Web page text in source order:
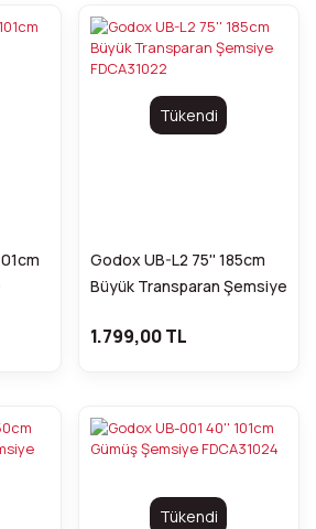
Tükendi
Godox UB-L2 75'' 185cm
Büyük Transparan Şemsiye
1.799,00 TL
Tükendi